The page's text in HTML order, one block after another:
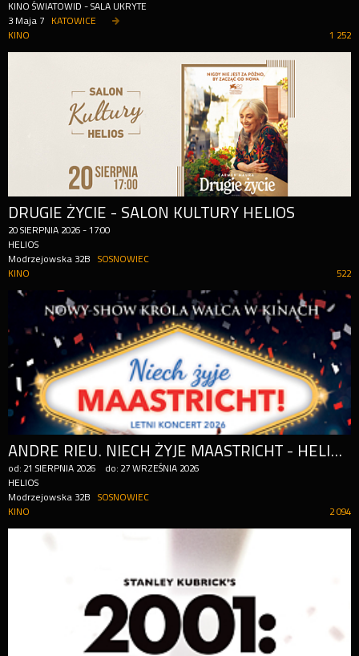
KINO ŚWIATOWID - SALA UKRYTE
3 Maja 7
KATOWICE
1 252
KINO
DRUGIE ŻYCIE - SALON KULTURY HELIOS
20 SIERPNIA 2026 -17:00
HELIOS
Modrzejowska 32B
SOSNOWIEC
522
KINO
ANDRE RIEU. NIECH ŻYJE MAASTRICHT - HELIOS NA SCENIE
od: 21 SIERPNIA 2026 do: 27 WRZEŚNIA 2026
HELIOS
Modrzejowska 32B
SOSNOWIEC
2 094
KINO